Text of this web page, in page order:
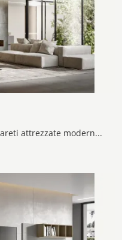
Se desideri mobili soggiorno e pareti attrezzate moderne, opta per il modello Modulo 09 di Veneran: clicca e ottieni informazioni!